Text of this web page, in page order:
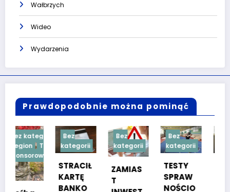
Wałbrzych
Wideo
Wydarzenia
Prawdopodobnie można pominąć
Treść
Bez
kategorii
STRACIŁ
KARTĘ
BANKO
Bez
kategorii
ZAMIAS
T
Bez
kategorii
TESTY
NOŚCIO
Bez
kategorii
W ręce
policjan
tów